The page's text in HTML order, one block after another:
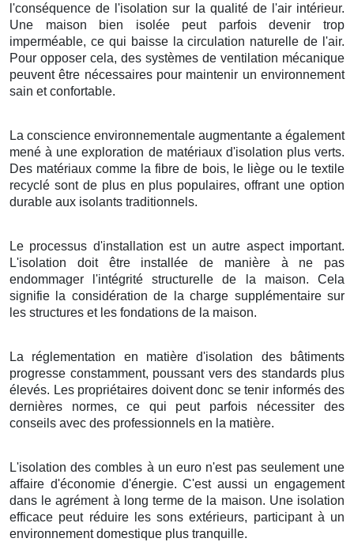
l'conséquence de l'isolation sur la qualité de l'air intérieur.
Une maison bien isolée peut parfois devenir trop
imperméable, ce qui baisse la circulation naturelle de l'air.
Pour opposer cela, des systèmes de ventilation mécanique
peuvent être nécessaires pour maintenir un environnement
sain et confortable.
La conscience environnementale augmentante a également
mené à une exploration de matériaux d'isolation plus verts.
Des matériaux comme la fibre de bois, le liège ou le textile
recyclé sont de plus en plus populaires, offrant une option
durable aux isolants traditionnels.
Le processus d'installation est un autre aspect important.
L'isolation doit être installée de manière à ne pas
endommager l'intégrité structurelle de la maison. Cela
signifie la considération de la charge supplémentaire sur
les structures et les fondations de la maison.
La réglementation en matière d'isolation des bâtiments
progresse constamment, poussant vers des standards plus
élevés. Les propriétaires doivent donc se tenir informés des
dernières normes, ce qui peut parfois nécessiter des
conseils avec des professionnels en la matière.
L'isolation des combles à un euro n'est pas seulement une
affaire d'économie d'énergie. C'est aussi un engagement
dans le agrément à long terme de la maison. Une isolation
efficace peut réduire les sons extérieurs, participant à un
environnement domestique plus tranquille.